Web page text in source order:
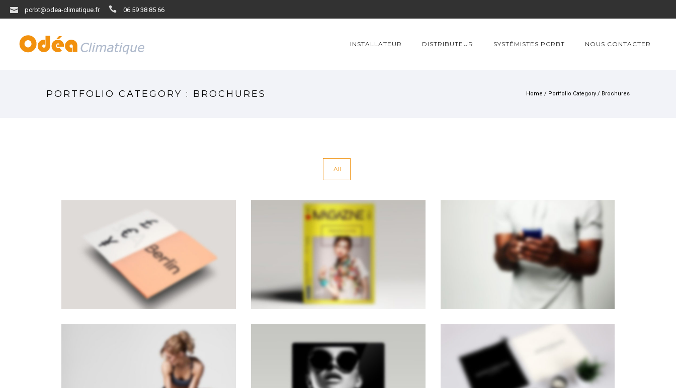
pcrbt@odea-climatique.fr 06 59 38 85 66
INSTALLATEUR DISTRIBUTEUR SYSTÉMISTES PCRBT NOUS CONTACTER
PORTFOLIO CATEGORY : BROCHURES Home / Portfolio Category / Brochures
All
PAGE BUILDER V8
Mobile
PAGE BUILDER V6
Brochures· Mobile ·Photography
PAGE BUILDER V2
Brochures Mobile
SIDEBAR SLIDER LIGHTBOX IMAGE PAGE BUILDER